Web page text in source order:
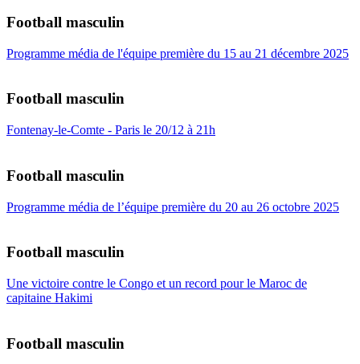
Football masculin
Programme média de l'équipe première du 15 au 21 décembre 2025
Football masculin
Fontenay-le-Comte - Paris le 20/12 à 21h
Football masculin
Programme média de l’équipe première du 20 au 26 octobre 2025
Football masculin
Une victoire contre le Congo et un record pour le Maroc de
capitaine Hakimi
Football masculin